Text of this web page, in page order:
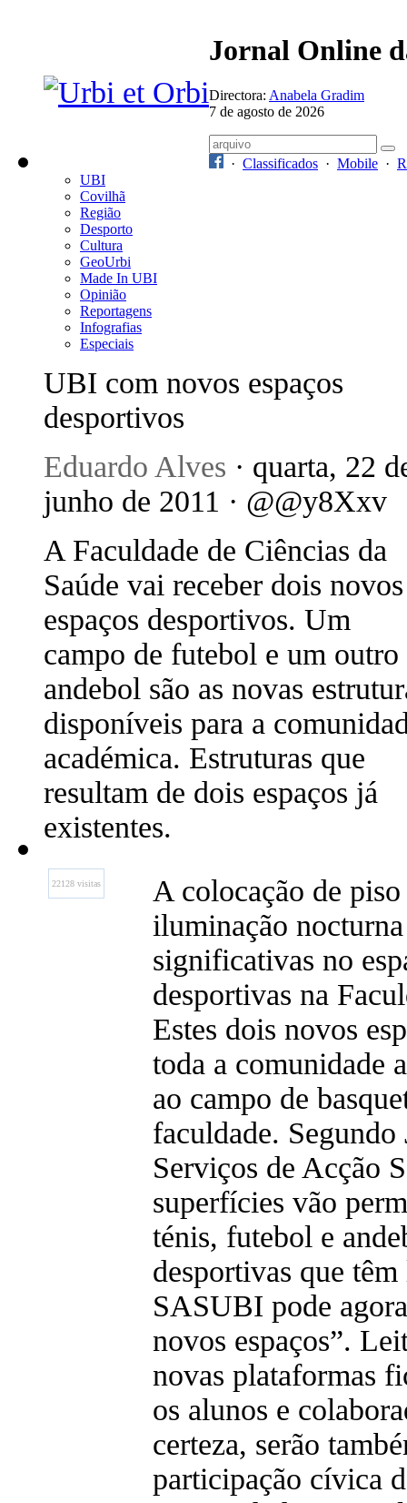
Jornal Online
Directora: Anabela Gradim
7 de agosto de 2026
· Classificados · Mobile ·
UBI
Covilhã
Região
Desporto
Cultura
GeoUrbi
Made In UBI
Opinião
Reportagens
Infografias
Especiais
UBI com novos espaços
desportivos
Eduardo Alves · quarta, 22
junho de 2011 · @@y8Xxv
A Faculdade de Ciências da
Saúde vai receber dois novos
espaços desportivos. Um
campo de futebol e um outro
andebol são as novas
disponíveis para a
académica. Estruturas que
resultam de dois espaços já
existentes.
22128 visitas
A colocação de
iluminação
significativas no
desportivas na
Estes dois novos
toda a comunidade
ao campo de
faculdade.
Serviços de Acção
superfícies vão
ténis, futebol e
desportivas que
SASUBI pode
novos espaços”.
novas plataformas
os alunos e
certeza, serão
participação cívica